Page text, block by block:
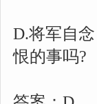
D.将军自
恨的事吗?